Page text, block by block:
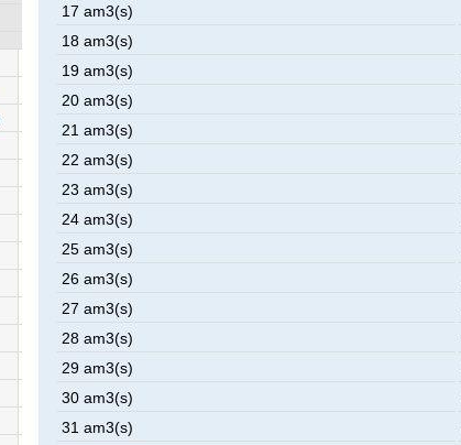
17 am3(s)
18 am3(s)
19 am3(s)
20 am3(s)
21 am3(s)
22 am3(s)
23 am3(s)
24 am3(s)
25 am3(s)
26 am3(s)
27 am3(s)
28 am3(s)
29 am3(s)
30 am3(s)
31 am3(s)